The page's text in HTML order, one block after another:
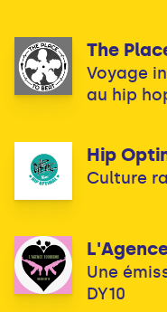
The
Voyage
au hip
Hip
Culture
Une
DY10